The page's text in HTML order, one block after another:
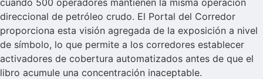
cuando 500 operadores mantienen la misma operación
direccional de petróleo crudo. El Portal del Corredor
proporciona esta visión agregada de la exposición a nivel
de símbolo, lo que permite a los corredores establecer
activadores de cobertura automatizados antes de que el
libro acumule una concentración inaceptable.